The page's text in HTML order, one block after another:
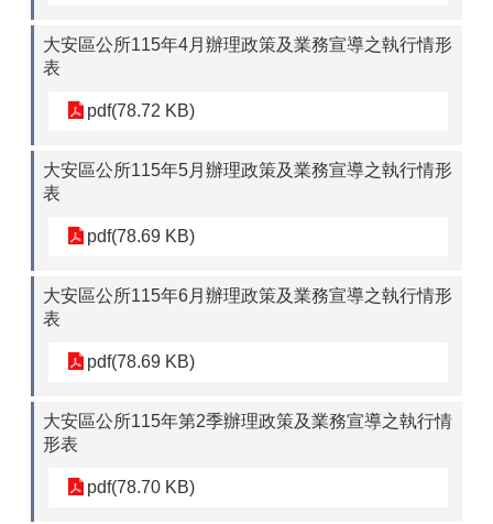
大安區公所115年4月辦理政策及業務宣導之執行情形
表
pdf(78.72 KB)
大安區公所115年5月辦理政策及業務宣導之執行情形
表
pdf(78.69 KB)
大安區公所115年6月辦理政策及業務宣導之執行情形
表
pdf(78.69 KB)
大安區公所115年第2季辦理政策及業務宣導之執行情
形表
pdf(78.70 KB)